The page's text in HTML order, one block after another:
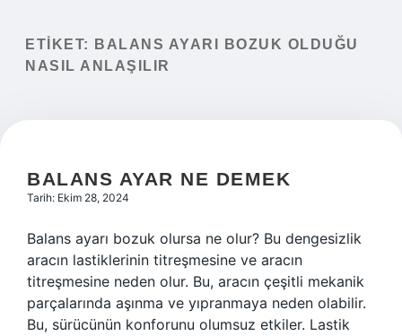
Yasal Uyarı
ETIKET:
BALANS AYARI BOZUK OLDUĞU
NASIL ANLAŞILIR
BALANS AYAR NE DEMEK
Tarih: Ekim 28, 2024
Balans ayarı bozuk olursa ne olur? Bu dengesizlik
aracın lastiklerinin titreşmesine ve aracın
titreşmesine neden olur. Bu, aracın çeşitli mekanik
parçalarında aşınma ve yıpranmaya neden olabilir.
Bu, sürücünün konforunu olumsuz etkiler. Lastik